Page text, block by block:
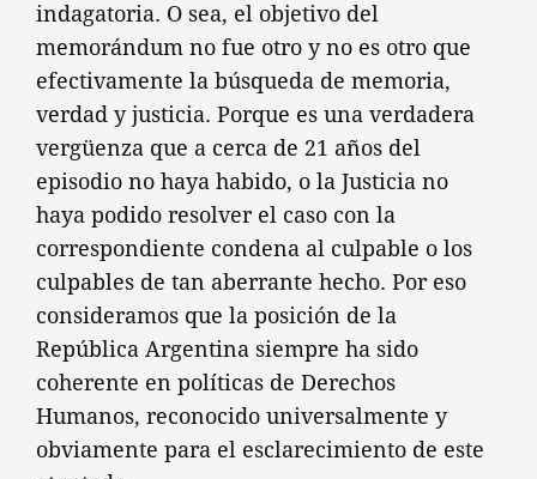
indagatoria. O sea, el objetivo del
memorándum no fue otro y no es otro que
efectivamente la búsqueda de memoria,
verdad y justicia. Porque es una verdadera
vergüenza que a cerca de 21 años del
episodio no haya habido, o la Justicia no
haya podido resolver el caso con la
correspondiente condena al culpable o los
culpables de tan aberrante hecho. Por eso
consideramos que la posición de la
República Argentina siempre ha sido
coherente en políticas de Derechos
Humanos, reconocido universalmente y
obviamente para el esclarecimiento de este